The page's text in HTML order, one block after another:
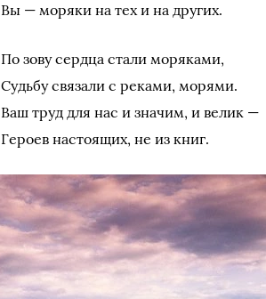
Вы — моряки на тех и на других.
По зову сердца стали моряками,
Судьбу связали с реками, морями.
Ваш труд для нас и значим, и велик —
Героев настоящих, не из книг.